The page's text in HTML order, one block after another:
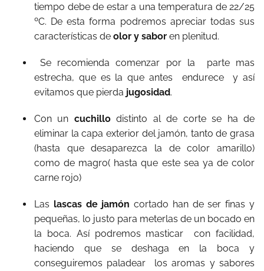
tiempo debe de estar a una temperatura de 22/25
ºC. De esta forma podremos apreciar todas sus
características de olor y sabor en plenitud.
Se recomienda comenzar por la
parte mas
estrecha, que es la que antes
endurece
y así
evitamos que pierda jugosidad.
Con un cuchillodistinto al de corte se ha de
eliminar la capa exterior del jamón, tanto de grasa
(hasta que desaparezca la de color amarillo)
como de magro( hasta que este sea ya de color
carne rojo)
Las lascas de jamón cortado han de ser finas y
pequeñas, lo justo para meterlas de un bocado en
la boca. Así podremos masticar
con facilidad,
haciendo que se deshaga en la boca y
conseguiremos paladear
los aromas y sabores